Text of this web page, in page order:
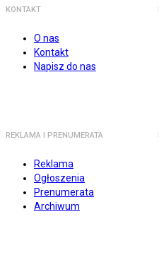
KONTAKT
O nas
Kontakt
Napisz do nas
REKLAMA I PRENUMERATA
Reklama
Ogłoszenia
Prenumerata
Archiwum